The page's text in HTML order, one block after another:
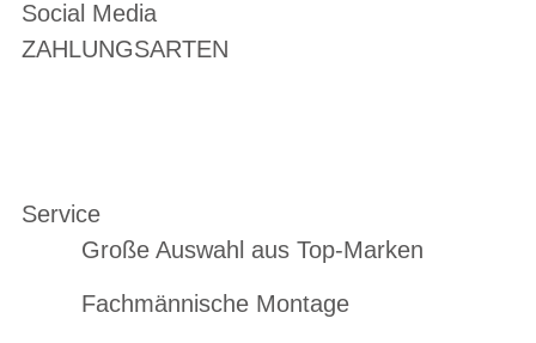
Social Media
ZAHLUNGSARTEN
Service
Große Auswahl aus Top-Marken
Fachmännische Montage